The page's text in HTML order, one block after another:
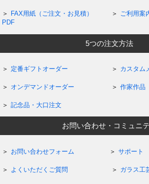
FAX用紙（ご注文・お見積）
PDF
ご利用案
5つの注文方法
定番ギフトオーダー カスタム
オンデマンドオーダー 作家作品
記念品・大口注文
お問い合わせ・コミュニ
お問い合わせフォーム サポート
よくいただくご質問 ガラス工